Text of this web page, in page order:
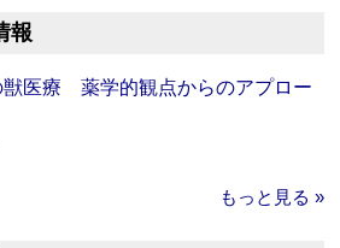
報
獣医療 薬学的観点からのアプロー
もっと見る »